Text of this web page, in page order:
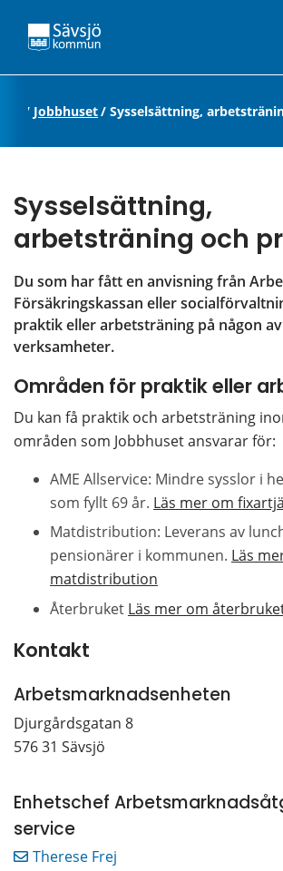
/ Jobbhuset/ Sysselsättning,
Sysselsättning,
arbetsträning och
Du som har fått en anvisning från
Försäkringskassan eller
praktik eller arbetsträning på någon
verksamheter.
Områden för praktik eller
Du kan få praktik och arbetsträning
områden som Jobbhuset ansvarar för:
AME Allservice: Mindre sysslor i
som fyllt 69 år. Läs mer om
Matdistribution: Leverans av
pensionärer i kommunen. Läs
matdistribution
Återbruket Läs mer om
Kontakt
Arbetsmarknadsenheten
Djurgårdsgatan 8
576 31 Sävsjö
Enhetschef
service
Therese Frej